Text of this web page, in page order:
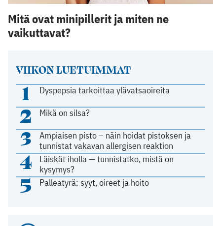
VIIKON LUETUIMMAT
1 Dyspepsia tarkoittaa ylävatsaoireita
2 Mikä on silsa?
3
Ampiaisen pisto – näin hoidat pistoksen ja
tunnistat vakavan allergisen reaktion
4
Läiskät iholla — tunnistatko, mistä on
kysymys?
5 Palleatyrä: syyt, oireet ja hoito
Mitä ovat minipillerit ja miten ne
vaikuttavat?